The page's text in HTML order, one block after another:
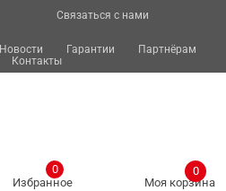
Связаться с нами
Новости Гарантии
Партнёрам
Контакты
Избранное
0
Моя корзина
0